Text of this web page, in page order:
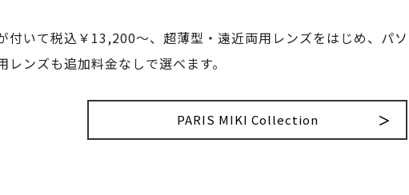
付いて税込￥13,200～、超薄型・遠近両用レンズをはじめ、パ
ンズも追加料金なしで選べます。
PARIS MIKI Collection